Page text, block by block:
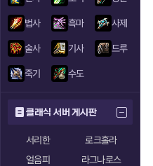
법사 흑마 사제
술사 기사 드루
죽기 수도
클래식 서버 게시판
서리한
로크홀라
얼음피
라그나로스